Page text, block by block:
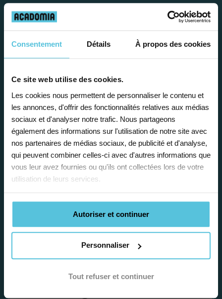
Consentement Détails À propos des cookies
Ce site web utilise des cookies.
Les cookies nous permettent de personnaliser le contenu et
les annonces, d'offrir des fonctionnalités relatives aux médias
sociaux et d'analyser notre trafic. Nous partageons
également des informations sur l'utilisation de notre site avec
nos partenaires de médias sociaux, de publicité et d'analyse,
qui peuvent combiner celles-ci avec d'autres informations que
vous leur avez fournies ou qu'ils ont collectées lors de votre
utilisation de leurs services.
Autoriser et continuer
Personnaliser
Tout refuser et continuer
Travailler chez Acadomia
présente de nombreux
avantages
Enseignez près de chez vous, selon
vos horaires
Afin de garantir le meilleur
emploi du temps en fonction de votre profil,
vos disponibilités et votre flexibilité.